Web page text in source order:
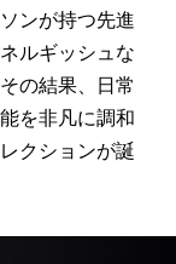
ンが持つ先進
ルギッシュな
の結果、日常
を非凡に調和
クションが誕